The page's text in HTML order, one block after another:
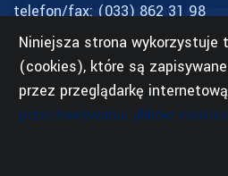
telefon/fax:(033) 862 31 98
telefon kom:506 374 339
rehabilitacja:509 156 178
Niniejsza strona wykorzystuje
(cookies), które są
przez przeglądarkę
przechowywaniu plików cookies